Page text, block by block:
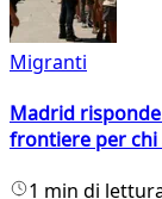
Migranti
Madrid
frontiere per
1 min di